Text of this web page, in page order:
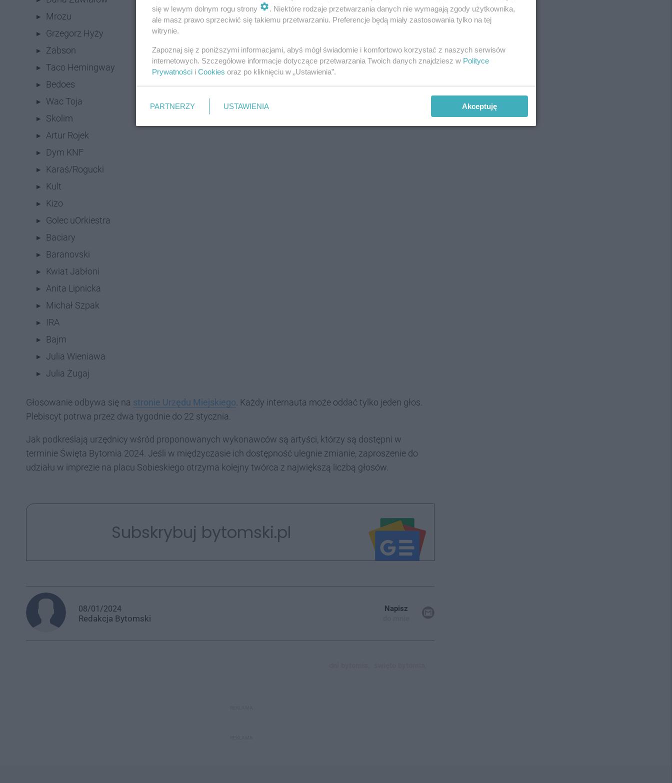
Mrozu
Grzegorz Hyży
Żabson
Taco Hemingway
Bedoes
Wac Toja
Skolim
Artur Rojek
Dym KNF
Karaś/Rogucki
Kult
Kizo
Golec uOrkiestra
Baciary
Baranovski
Kwiat Jabłoni
Anita Lipnicka
Michał Szpak
IRA
Bajm
Julia Wieniawa
Julia Żugaj
Głosowanie odbywa się na stronie Urzędu Miejskiego . Każdy internauta może oddać tylko jeden głos.
Plebiscyt potrwa przez dwa tygodnie do 22 stycznia.
Jak podkreślają urzędnicy wśród proponowanych wykonawców są artyści, którzy są dostępni w
terminie Święta Bytomia 2024. Jeśli w międzyczasie ich dostępność ulegnie zmianie, zaproszenie do
udziału w imprezie na placu Sobieskiego otrzyma kolejny twórca z największą liczbą głosów.
Subskrybuj bytomski.pl
08/01/2024
Redakcja Bytomski
Napisz
się w lewym dolnym rogu strony
. Niektóre rodzaje przetwarzania danych nie wymagają zgody użytkownika,
ale masz prawo sprzeciwić się takiemu przetwarzaniu. Preferencje będą miały zastosowania tylko na tej
witrynie.
Zapoznaj się z poniższymi informacjami, abyś mógł świadomie i komfortowo korzystać z naszych serwisów
internetowych. Szczegółowe informacje dotyczące przetwarzania Twoich danych znajdziesz w Polityce
Prywatności i Cookies oraz po kliknięciu w „Ustawienia”.
PARTNERZY USTAWIENIA Akceptuję